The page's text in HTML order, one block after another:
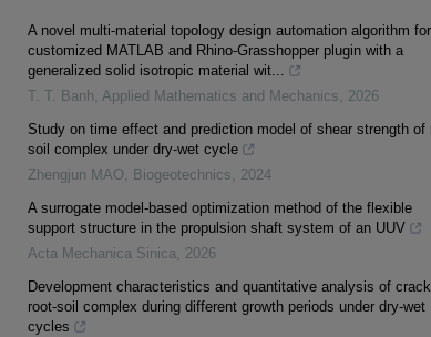
A novel multi-material topology design automation algorithm
customized MATLAB and Rhino-Grasshopper plugin with a
generalized solid isotropic material wit...
T. T. Banh, Applied Mathematics and Mechanics, 2026
Study on time effect and prediction model of shear strength of
soil complex under dry-wet cycle
Zhengjun MAO, Biogeotechnics, 2024
A surrogate model-based optimization method of the flexible
support structure in the propulsion shaft system of an UUV
Acta Mechanica Sinica, 2026
Development characteristics and quantitative analysis of
root-soil complex during different growth periods under dry-wet
cycles